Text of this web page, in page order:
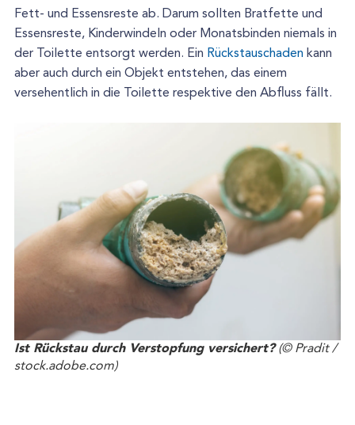
Fett- und Essensreste ab. Darum sollten Bratfette und
Essensreste, Kinderwindeln oder Monatsbinden niemals in
der Toilette entsorgt werden. Ein Rückstauschaden kann
aber auch durch ein Objekt entstehen, das einem
versehentlich in die Toilette respektive den Abfluss fällt.
Ist Rückstau durch Verstopfung versichert?(© Pradit /
stock.adobe.com)